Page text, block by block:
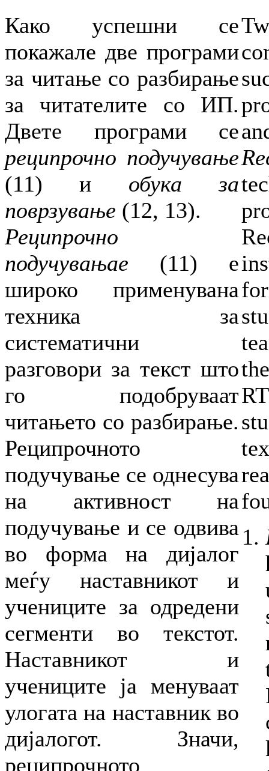
Како успешни се
покажале две програми
за читање со разбирање
за читателите со ИП.
Двете програми се
реципрочно подучување
(11) и обука за
поврзување (12, 13).
Реципрочно
подучувањае (11) е
широко применувана
техника за
систематични
разговори за текст што
го подобруваат
читањето со разбирање.
Реципрочното
подучување се однесува
на активност на
подучување и се одвива
во форма на дијалог
меѓу наставникот и
учениците за одредени
сегменти во текстот.
Наставникот и
учениците ја менуваат
улогата на наставник во
дијалогот. Значи,
реципрочното